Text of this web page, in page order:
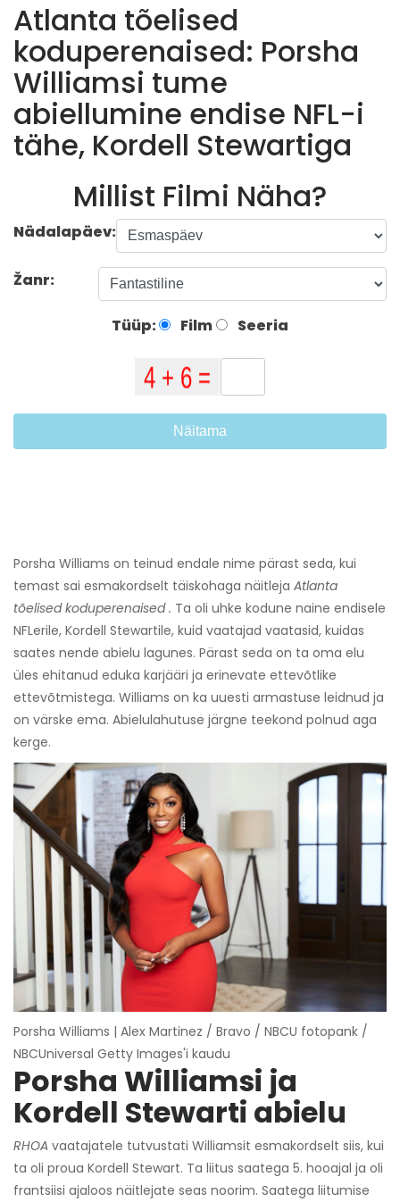
Atlanta tõelised
koduperenaised: Porsha
Williamsi tume
abiellumine endise NFL-i
tähe, Kordell Stewartiga
Millist Filmi Näha?
Nädalapäev:
Žanr:
Tüüp: Film Seeria
Näitama
Porsha Williams on teinud endale nime pärast seda, kui
temast sai esmakordselt täiskohaga näitleja Atlanta
tõelised koduperenaised . Ta oli uhke kodune naine endisele
NFLerile, Kordell Stewartile, kuid vaatajad vaatasid, kuidas
saates nende abielu lagunes. Pärast seda on ta oma elu
üles ehitanud eduka karjääri ja erinevate ettevõtlike
ettevõtmistega. Williams on ka uuesti armastuse leidnud ja
on värske ema. Abielulahutuse järgne teekond polnud aga
kerge.
Porsha Williams | Alex Martinez / Bravo / NBCU fotopank /
NBCUniversal Getty Images'i kaudu
Porsha Williamsi ja
Kordell Stewarti abielu
RHOA vaatajatele tutvustati Williamsit esmakordselt siis, kui
ta oli proua Kordell Stewart. Ta liitus saatega 5. hooajal ja oli
frantsiisi ajaloos näitlejate seas noorim. Saatega liitumise